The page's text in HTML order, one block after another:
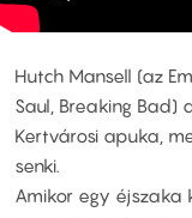
Hutch Mansell (az
Saul, Breaking Bad)
Kertvárosi apuka,
senki.
Amikor egy